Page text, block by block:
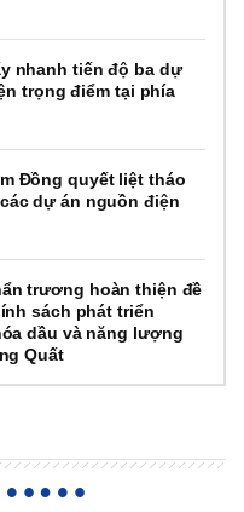
nhanh tiến độ ba dự
trọng điểm tại phía
Đồng quyết liệt tháo
dự án nguồn điện
trương hoàn thiện đề
sách phát triển
dầu và năng lượng
Quất